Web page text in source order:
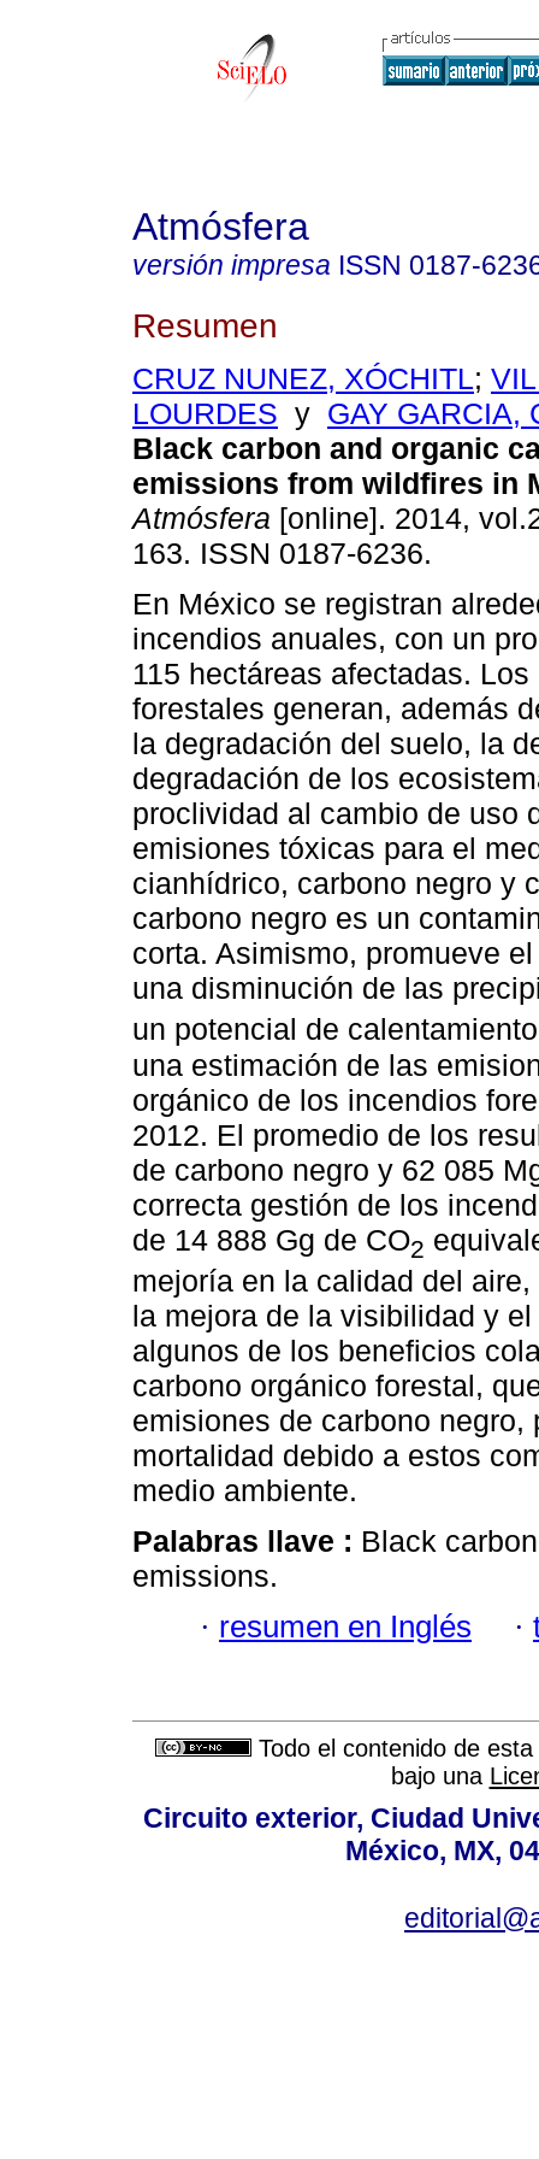
Atmósfera
versión impresa ISSN 0187-
Resumen
CRUZ NUNEZ, XÓCHITL;
LOURDES y GAY GARCIA,
Black carbon and organic
emissions from wildfires in
Atmósfera [online]. 2014,
163. ISSN 0187-6236.
En México se registran
incendios anuales, con un
115 hectáreas afectadas.
forestales generan, además
la degradación del suelo, la
degradación de los
proclividad al cambio de uso
emisiones tóxicas para el
cianhídrico, carbono negro y
carbono negro es un
corta. Asimismo, promueve
una disminución de las
un potencial de
una estimación de las
orgánico de los incendios
2012. El promedio de los
de carbono negro y 62 085
correcta gestión de los
de 14 888 Gg de CO2
mejoría en la calidad del
la mejora de la visibilidad y
algunos de los beneficios
carbono orgánico forestal,
emisiones de carbono
mortalidad debido a estos
medio ambiente.
Palabras llave : Black
emissions.
· resumen en Inglés ·
Todo el contenido de
bajo una
Circuito exterior, Ciudad
México, MX,